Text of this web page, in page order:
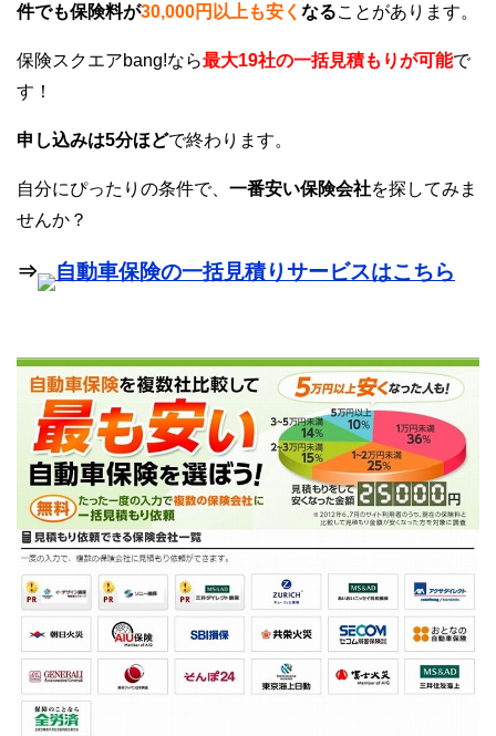
件でも保険料が30,000円以上も安く なることがあります。
保険スクエアbang!なら最大19社の一括見積もりが可能で
す！
申し込みは5分ほどで終わります。
自分にぴったりの条件で、 一番安い保険会社を探してみま
せんか？
⇒ 自動車保険の一括見積りサービスはこちら